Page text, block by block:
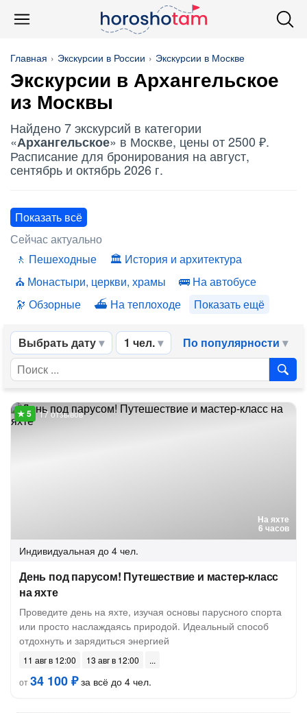
Главная Экскурсии в России Экскурсии в Москве
Экскурсии в Архангельское
из Москвы
Найдено 7 экскурсий в категории
«Архангельское» в Москве, цены от 2500 ₽.
Расписание для бронирования на август,
сентябрь и октябрь 2026 г.
Показать всё
Сейчас актуально
Пешеходные
История и архитектура
Монастыри, церкви, храмы
На автобусе
Обзорные
На теплоходе Показать ещё
Выбрать дату 1 чел. По популярности
На яхте
6 часов
17 отзывов
Индивидуальная до 4 чел.
День под парусом! Путешествие и мастер-класс
на яхте
Проведите день на яхте, изучая основы парусного спорта
или просто наслаждаясь природой. Идеальный способ
отдохнуть и зарядиться энергией
11 авг в 12:00
13 авг в 12:00
от34 100 ₽за всё до 4 чел.